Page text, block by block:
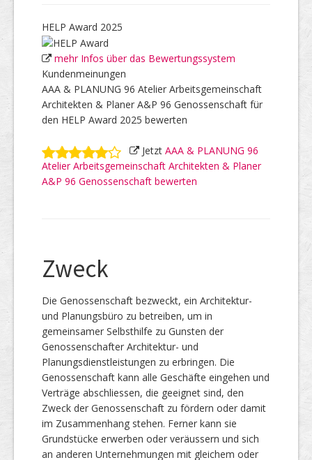
HELP Award 2025
mehr Infos über das Bewertungssystem
Kundenmeinungen
AAA & PLANUNG 96 Atelier Arbeitsgemeinschaft
Architekten & Planer A&P 96 Genossenschaft für
den HELP Award 2025 bewerten
Jetzt AAA & PLANUNG 96
Atelier Arbeitsgemeinschaft Architekten & Planer
A&P 96 Genossenschaft bewerten
Zweck
Die Genossenschaft bezweckt, ein Architektur-
und Planungsbüro zu betreiben, um in
gemeinsamer Selbsthilfe zu Gunsten der
Genossenschafter Architektur- und
Planungsdienstleistungen zu erbringen. Die
Genossenschaft kann alle Geschäfte eingehen und
Verträge abschliessen, die geeignet sind, den
Zweck der Genossenschaft zu fördern oder damit
im Zusammenhang stehen. Ferner kann sie
Grundstücke erwerben oder veräussern und sich
an anderen Unternehmungen mit gleichem oder